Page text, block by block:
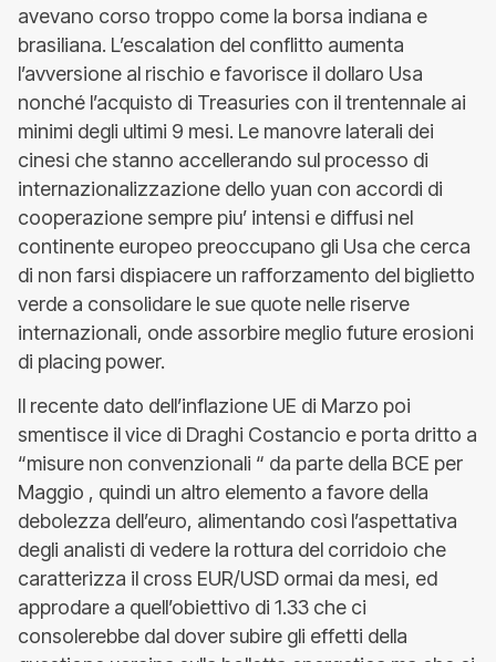
avevano corso troppo come la borsa indiana e
brasiliana. L’escalation del conflitto aumenta
l’avversione al rischio e favorisce il dollaro Usa
nonché l’acquisto di Treasuries con il trentennale ai
minimi degli ultimi 9 mesi. Le manovre laterali dei
cinesi che stanno accellerando sul processo di
internazionalizzazione dello yuan con accordi di
cooperazione sempre piu’ intensi e diffusi nel
continente europeo preoccupano gli Usa che cerca
di non farsi dispiacere un rafforzamento del biglietto
verde a consolidare le sue quote nelle riserve
internazionali, onde assorbire meglio future erosioni
di placing power.
Il recente dato dell’inflazione UE di Marzo poi
smentisce il vice di Draghi Costancio e porta dritto a
“misure non convenzionali “ da parte della BCE per
Maggio , quindi un altro elemento a favore della
debolezza dell’euro, alimentando così l’aspettativa
degli analisti di vedere la rottura del corridoio che
caratterizza il cross EUR/USD ormai da mesi, ed
approdare a quell’obiettivo di 1.33 che ci
consolerebbe dal dover subire gli effetti della